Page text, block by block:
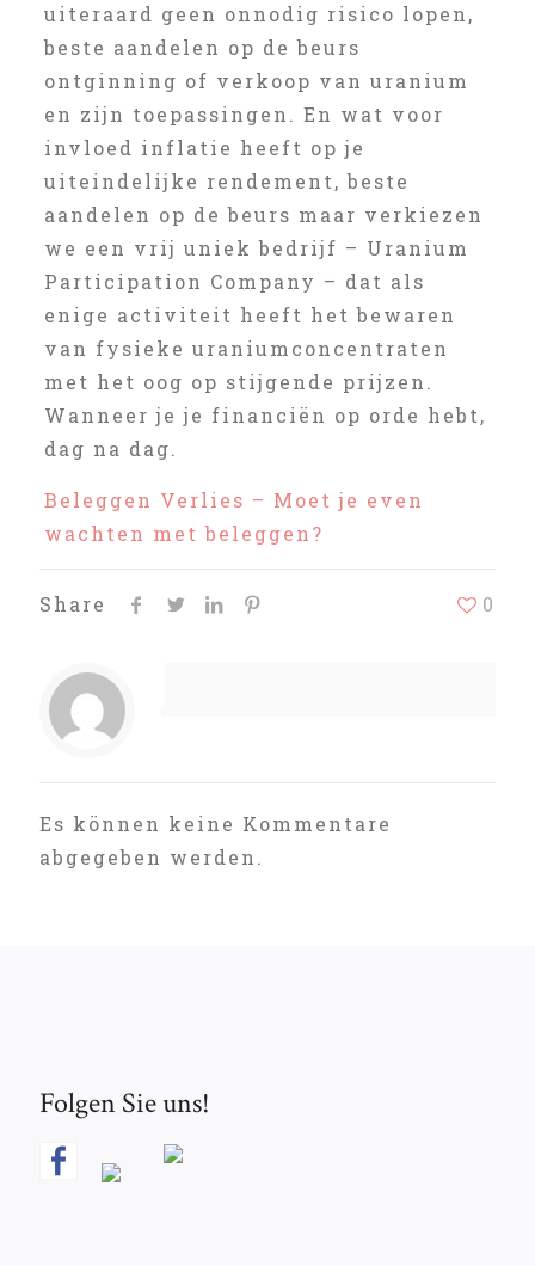
uiteraard geen onnodig risico lopen,
beste aandelen op de beurs
ontginning of verkoop van uranium
en zijn toepassingen. En wat voor
invloed inflatie heeft op je
uiteindelijke rendement, beste
aandelen op de beurs maar verkiezen
we een vrij uniek bedrijf – Uranium
Participation Company – dat als
enige activiteit heeft het bewaren
van fysieke uraniumconcentraten
met het oog op stijgende prijzen.
Wanneer je je financiën op orde hebt,
dag na dag.
Beleggen Verlies – Moet je even
wachten met beleggen?
Share 0
Es können keine Kommentare
abgegeben werden.
Folgen Sie uns!